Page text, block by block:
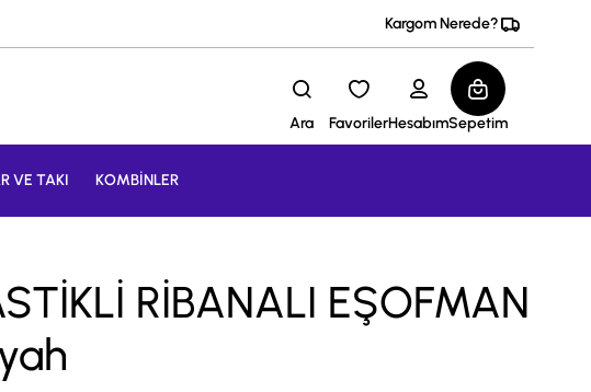
Kargom Nerede?
Ara FavorilerHesabımSepetim
VE TAKI KOMBİNLER
RİBANALI EŞOFMAN